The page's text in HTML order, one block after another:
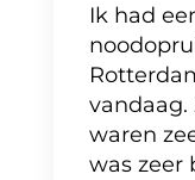
Ik had
waren
was zeer